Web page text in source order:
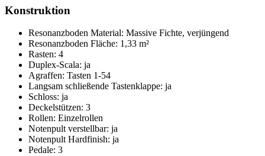
Konstruktion
Resonanzboden Material: Massive Fichte, verjüngend
Resonanzboden Fläche: 1,33 m²
Rasten: 4
Duplex-Scala: ja
Agraffen: Tasten 1-54
Langsam schließende Tastenklappe: ja
Schloss: ja
Deckelstützen: 3
Rollen: Einzelrollen
Notenpult verstellbar: ja
Notenpult Hardfinish: ja
Pedale: 3